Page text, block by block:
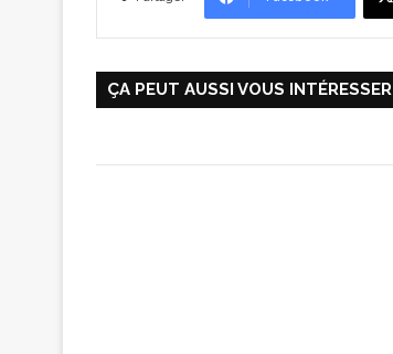
ÇA PEUT AUSSI VOUS INTÉRESSER